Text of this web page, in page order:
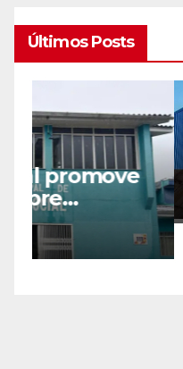
Últimos Posts
BRASIL CIDADE
CEJU está
abertas
gratuitas
6 DE AGOSTO DE